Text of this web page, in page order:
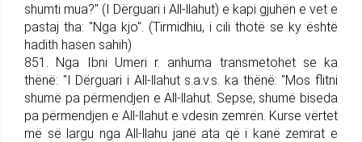
shumti mua?" (I Dërguari i All-llahut) e kapi gjuhën e vet e
pastaj tha: "Nga kjo". (Tirmidhiu, i cili thotë se ky është
hadith hasen sahih)
851. Nga Ibni Umeri r. anhuma trans­me­tohet se ka
thënë: "I Dër­guari i All-llahut s.a.v.s. ka thënë: "Mos flitni
shumë pa përmendjen e All-llahut. Sepse, shumë biseda
pa përmendjen e All-llahut e vdesin zemrën. Kurse vërtet
më së largu nga All-llahu janë ata që i kanë zemrat e